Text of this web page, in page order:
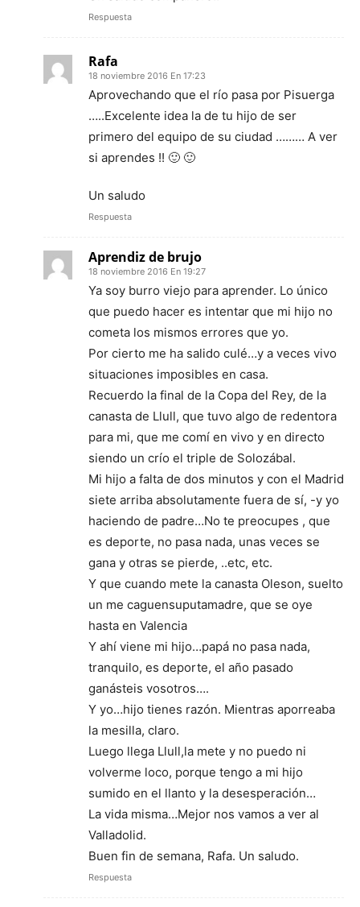
Respuesta
Rafa
18 noviembre 2016 En 17:23
Aprovechando que el río pasa por Pisuerga
…..Excelente idea la de tu hijo de ser
primero del equipo de su ciudad ……… A ver
si aprendes !! 🙂 🙂
Un saludo
Respuesta
Aprendiz de brujo
18 noviembre 2016 En 19:27
Ya soy burro viejo para aprender. Lo único
que puedo hacer es intentar que mi hijo no
cometa los mismos errores que yo.
Por cierto me ha salido culé…y a veces vivo
situaciones imposibles en casa.
Recuerdo la final de la Copa del Rey, de la
canasta de Llull, que tuvo algo de redentora
para mi, que me comí en vivo y en directo
siendo un crío el triple de Solozábal.
Mi hijo a falta de dos minutos y con el Madrid
siete arriba absolutamente fuera de sí, -y yo
haciendo de padre…No te preocupes , que
es deporte, no pasa nada, unas veces se
gana y otras se pierde, ..etc, etc.
Y que cuando mete la canasta Oleson, suelto
un me caguensuputamadre, que se oye
hasta en Valencia
Y ahí viene mi hijo…papá no pasa nada,
tranquilo, es deporte, el año pasado
ganásteis vosotros….
Y yo…hijo tienes razón. Mientras aporreaba
la mesilla, claro.
Luego llega Llull,la mete y no puedo ni
volverme loco, porque tengo a mi hijo
sumido en el llanto y la desesperación…
La vida misma…Mejor nos vamos a ver al
Valladolid.
Buen fin de semana, Rafa. Un saludo.
Respuesta